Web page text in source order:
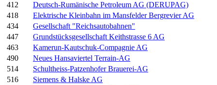
412
Deutsch-Rumänische Petroleum AG (DERUPAG)
418
Elektrische Kleinbahn im Mansfelder Bergrevier AG
434
Gesellschaft "Reichsautobahnen"
447
Grundstücksgesellschaft Keithstrasse 6 AG
463
Kamerun-Kautschuk-Compagnie AG
490
Neues Hansaviertel Terrain-AG
514
Schultheiss-Patzenhofer Brauerei-AG
516
Siemens & Halske AG